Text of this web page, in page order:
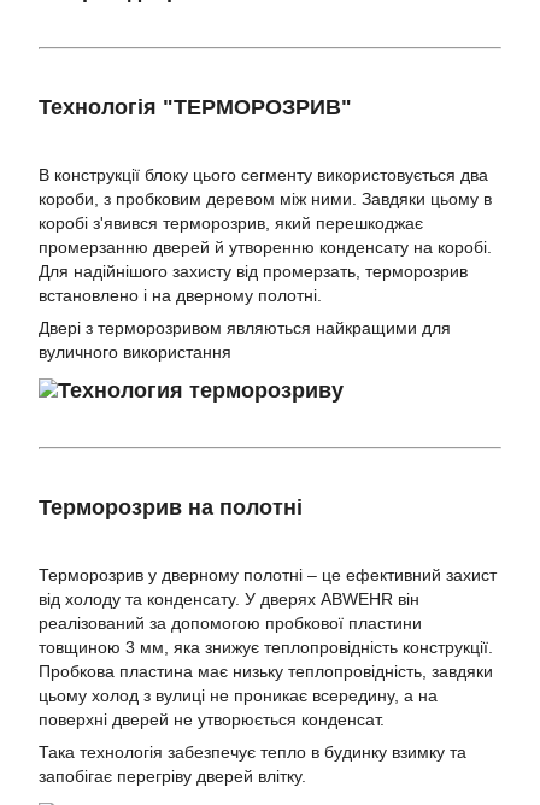
Технологія "ТЕРМОРОЗРИВ"
В конструкції блоку цього сегменту використовується два
короби, з пробковим деревом між ними. Завдяки цьому в
коробі з'явився терморозрив, який перешкоджає
промерзанню дверей й утворенню конденсату на коробі.
Для надійнішого захисту від промерзать, терморозрив
встановлено і на дверному полотні.
Двері з терморозривом являються найкращими для
вуличного використання
Терморозрив на полотні
Терморозрив у дверному полотні – це ефективний захист
від холоду та конденсату. У дверях ABWEHR він
реалізований за допомогою пробкової пластини
товщиною 3 мм, яка знижує теплопровідність конструкції.
Пробкова пластина має низьку теплопровідність, завдяки
цьому холод з вулиці не проникає всередину, а на
поверхні дверей не утворюється конденсат.
Така технологія забезпечує тепло в будинку взимку та
запобігає перегріву дверей влітку.